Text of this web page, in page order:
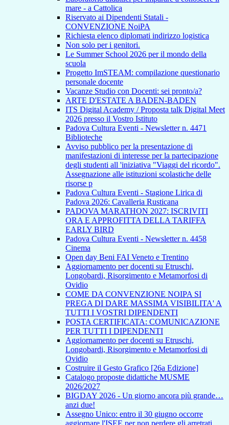
mare - a Cattolica
Riservato ai Dipendenti Statali -
CONVENZIONE NoiPA
Richiesta elenco diplomati indirizzo logistica
Non solo per i genitori.
Le Summer School 2026 per il mondo della
scuola
Progetto ImSTEAM: compilazione questionario
personale docente
Vacanze Studio con Docenti: sei pronto/a?
ARTE D'ESTATE A BADEN-BADEN
ITS Digital Academy / Proposta talk Digital Meet
2026 presso il Vostro Istituto
Padova Cultura Eventi - Newsletter n. 4471
Biblioteche
Avviso pubblico per la presentazione di
manifestazioni di interesse per la partecipazione
degli studenti all 'iniziativa "Viaggi del ricordo".
Assegnazione alle istituzioni scolastiche delle
risorse p
Padova Cultura Eventi - Stagione Lirica di
Padova 2026: Cavalleria Rusticana
PADOVA MARATHON 2027: ISCRIVITI
ORA E APPROFITTA DELLA TARIFFA
EARLY BIRD
Padova Cultura Eventi - Newsletter n. 4458
Cinema
Open day Beni FAI Veneto e Trentino
Aggiornamento per docenti su Etruschi,
Longobardi, Risorgimento e Metamorfosi di
Ovidio
COME DA CONVENZIONE NOIPA SI
PREGA DI DARE MASSIMA VISIBILITA' A
TUTTI I VOSTRI DIPENDENTI
POSTA CERTIFICATA: COMUNICAZIONE
PER TUTTI I DIPENDENTI
Aggiornamento per docenti su Etruschi,
Longobardi, Risorgimento e Metamorfosi di
Ovidio
Costruire il Gesto Grafico [26a Edizione]
Catalogo proposte didattiche MUSME
2026/2027
BIGDAY 2026 - Un giorno ancora più grande…
anzi due!
Assegno Unico: entro il 30 giugno occorre